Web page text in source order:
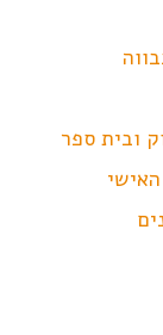
ובית ספר